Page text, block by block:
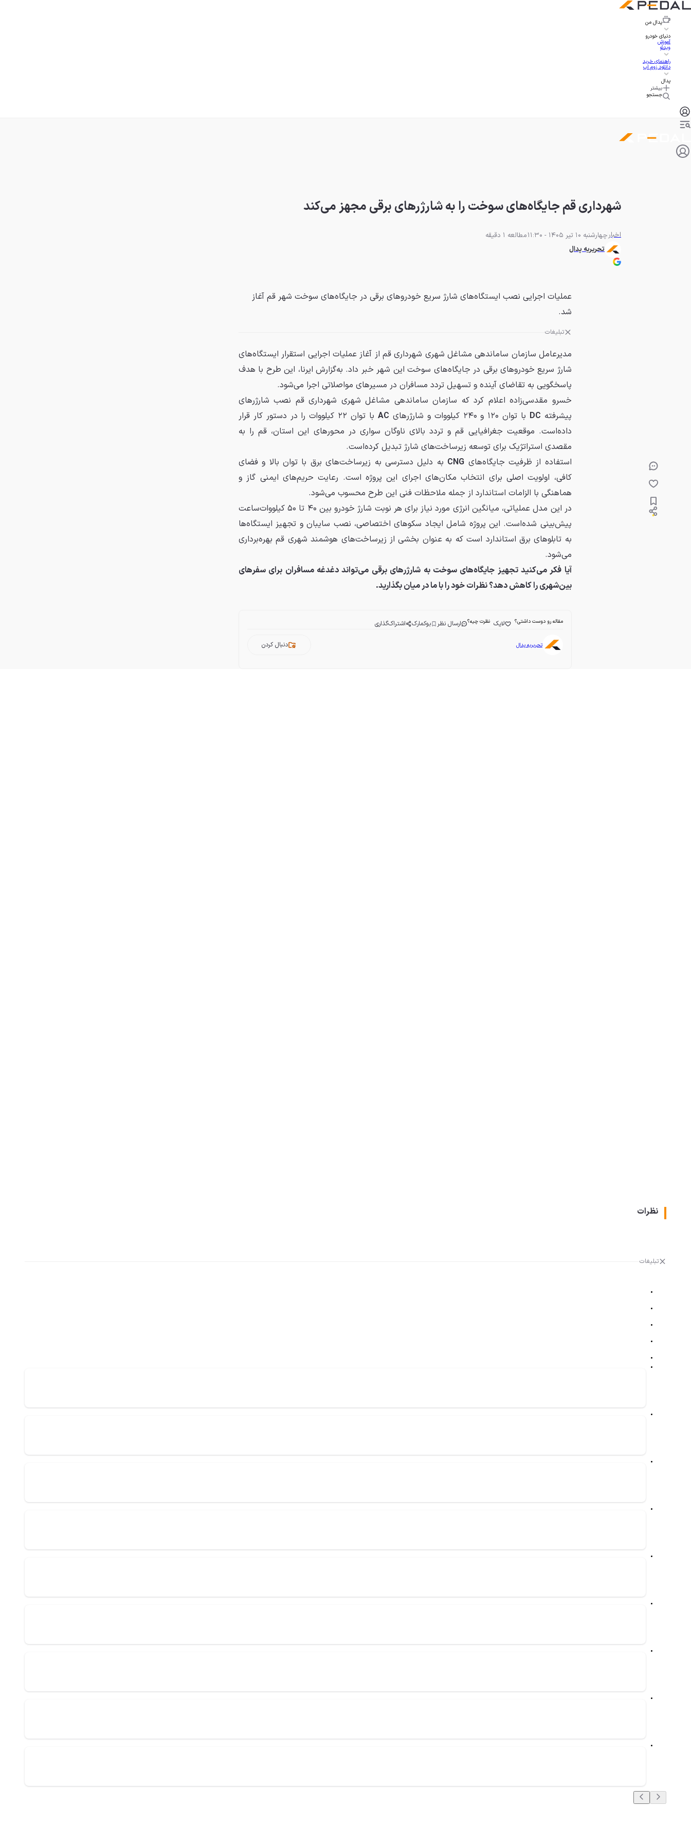
پدال من
دنیای خودرو
آموزش
ویدئو
راهنمای خرید
دانلود زوم اپ
پدال
بیشتر
جستجو
شهرداری قم جایگاه‌های سوخت را به شارژرهای برقی مجهز می‌کند
اخبارچهارشنبه 10 تیر 1405 - 11:30
مطالعه 1 دقیقه
تحریریه پدال
عملیات اجرایی نصب ایستگاه‌های شارژ سریع خودروهای برقی در جایگاه‌های سوخت شهر قم آغاز
شد.
تبلیغات
مدیرعامل سازمان ساماندهی مشاغل شهری شهرداری قم از آغاز عملیات اجرایی استقرار ایستگاه‌های
شارژ سریع خودروهای برقی در جایگاه‌های سوخت این شهر خبر داد. به‌گزارش ایرنا، این طرح با هدف
پاسخگویی به تقاضای آینده و تسهیل تردد مسافران در مسیرهای مواصلاتی اجرا می‌شود.
خسرو مقدسی‌زاده اعلام کرد که سازمان ساماندهی مشاغل شهری شهرداری قم نصب شارژرهای
پیشرفته DC با توان ۱۲۰ و ۲۴۰ کیلووات و شارژرهای AC
با توان ۲۲ کیلووات را در دستور کار قرار
داده‌است. موقعیت جغرافیایی قم و تردد بالای ناوگان سواری در محورهای این استان، قم را به
مقصدی استراتژیک برای توسعه زیرساخت‌های شارژ تبدیل کرده‌است.
استفاده از ظرفیت جایگاه‌های CNG به دلیل دسترسی به زیرساخت‌های برق با توان بالا و فضای
کافی، اولویت اصلی برای انتخاب مکان‌های اجرای این پروژه است. رعایت حریم‌های ایمنی گاز و
هماهنگی با الزامات استاندارد از جمله ملاحظات فنی این طرح محسوب می‌شود.
در این مدل عملیاتی، میانگین انرژی مورد نیاز برای هر نوبت شارژ خودرو بین ۴۰ تا ۵۰ کیلووات‌ساعت
پیش‌بینی شده‌است. این پروژه شامل ایجاد سکوهای اختصاصی، نصب سایبان و تجهیز ایستگاه‌ها
به تابلوهای برق استاندارد است که به عنوان بخشی از زیرساخت‌های هوشمند شهری قم بهره‌برداری
می‌شود.
آیا فکر می‌کنید تجهیز جایگاه‌های سوخت به شارژرهای برقی می‌تواند دغدغه مسافران برای سفرهای
بین‌شهری را کاهش دهد؟ نظرات خود را با ما در میان بگذارید.
مقاله رو دوست داشتی؟ لایک نظرت چیه؟ ارسال نظر بوکمارک اشتراک‌گذاری
تحریریه پدال دنبال کردن
نظرات
تبلیغات